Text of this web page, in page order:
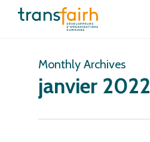
Monthly Archives
janvier 2022